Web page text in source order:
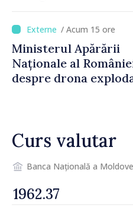
orășenesc a aprobat
finală
/ Acum 15 ore
Ministerul Apărării
Naționale al
despre drona
Curs valutar
Banca Națională a